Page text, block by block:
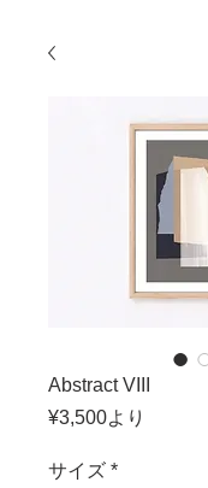
Abstract VIII
¥3,500より
サイズ *